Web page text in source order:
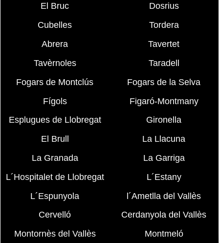
El Bruc
Dosrius
Cubelles
Tordera
Abrera
Tavertet
Tavèrnoles
Taradell
Fogars de Montclús
Fogars de la Selva
Fígols
Figaró-Montmany
Esplugues de Llobregat
Gironella
El Brull
La Llacuna
La Granada
La Garriga
L´Hospitalet de Llobregat
L´Estany
L´Espunyola
l´Ametlla del Vallès
Cervelló
Cerdanyola del Vallès
Montornès del Vallès
Montmeló